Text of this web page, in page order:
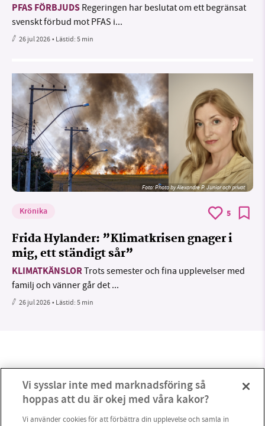
PFAS FÖRBJUDS Regeringen har beslutat om ett begränsat
svenskt förbud mot PFAS i...
26 jul 2026• Lästid:5 min
Foto:Photo by Alexandre P. Junior och privat
Krönika 5
Frida Hylander: ”Klimatkrisen gnager i
mig, ett ständigt sår”
KLIMATKÄNSLORTrots semester och fina upplevelser med
familj och vänner går det ...
26 jul 2026• Lästid:5 min
Vi sysslar inte med marknadsföring så
hoppas att du är okej med våra kakor?
Vi använder cookies för att förbättra din upplevelse och samla in